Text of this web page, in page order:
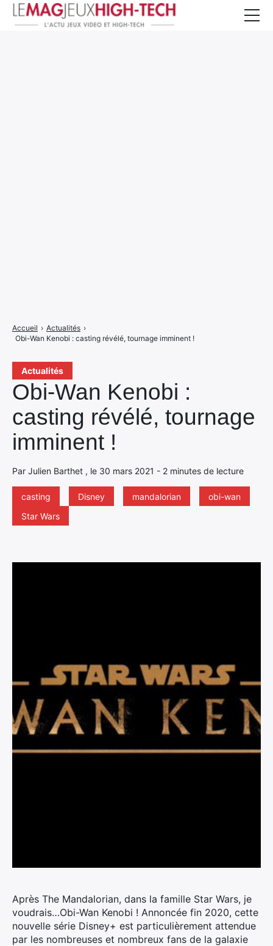
Actualités
Obi-Wan Kenobi :
casting révélé, tournage
imminent !
Par Julien Barthet , le 30 mars 2021 - 2 minutes de lecture
casting Disney mandalorian
obi-wan
Star Wars
Accueil › Actualités ›
Obi-Wan Kenobi : casting révélé, tournage imminent !
Après The Mandalorian, dans la famille Star Wars, je
voudrais…Obi-Wan Kenobi ! Annoncée fin 2020, cette
nouvelle série Disney+ est particulièrement attendue
par les nombreuses et nombreux fans de la galaxie